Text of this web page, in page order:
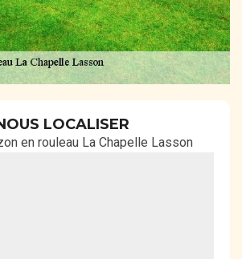
LOCALISER
en rouleau La Chapelle Lasson